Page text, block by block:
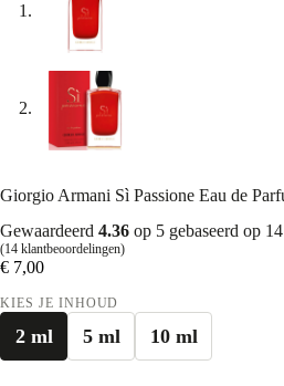
Giorgio Armani Sì Passione Eau de
Gewaardeerd 4.36 op 5 gebaseerd op 14
(14 klantbeoordelingen)
€ 7,00
KIES JE INHOUD
2 ml 5 ml 10 ml